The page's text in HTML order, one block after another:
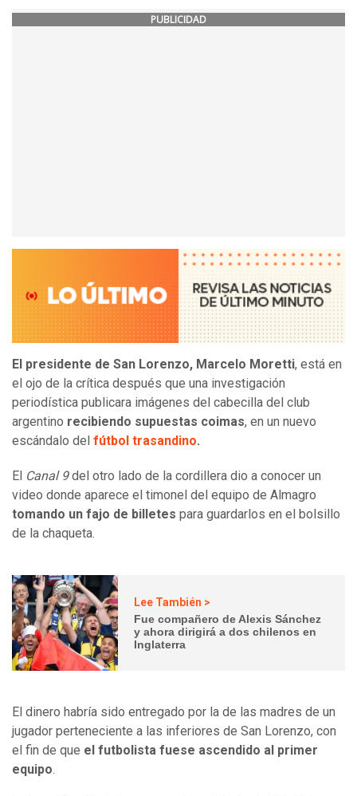
PUBLICIDAD
El presidente de San Lorenzo, Marcelo Moretti, está en
el ojo de la crítica después que una investigación
periodística publicara imágenes del cabecilla del club
argentino recibiendo supuestas coimas, en un nuevo
escándalo del fútbol trasandino.
El Canal 9del otro lado de la cordillera dio a conocer un
video donde aparece el timonel del equipo de Almagro
tomando un fajo de billetes para guardarlos en el bolsillo
de la chaqueta.
Lee También >
Fue compañero de Alexis Sánchez
y ahora dirigirá a dos chilenos en
Inglaterra
El dinero habría sido entregado por la de las madres de un
jugador perteneciente a las inferiores de San Lorenzo, con
el fin de que el futbolista fuese ascendido al primer
equipo.